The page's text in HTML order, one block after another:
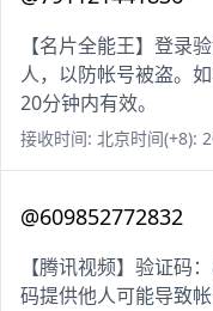
【名片全能王】登录
人，以防帐号被盗。
20分钟内有效。
接收时间: 北京时间(+8):
@609852772832
【腾讯视频】验证码
码提供他人可能导致